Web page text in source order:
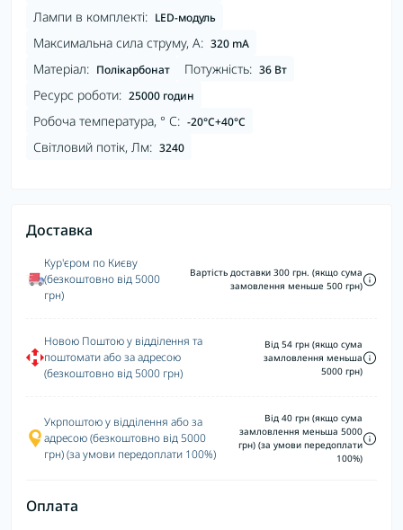
Лампи в комплекті: LED-модуль
Максимальна сила струму, А: 320 mA
Матеріал: Полікарбонат Потужність: 36 Вт
Ресурс роботи: 25000 годин
Робоча температура, ° С: -20°C+40°C
Світловий потік, Лм: 3240
Доставка
Кур'єром по Києву
(безкоштовно від 5000
грн)
Вартість доставки 300 грн. (якщо сума
замовлення меньше 500 грн)
Новою Поштою у відділення та
поштомати або за адресою
(безкоштовно від 5000 грн)
Від 54 грн (якщо сума
замловлення меньша
5000 грн)
Укрпоштою у відділення або за
адресою (безкоштовно від 5000
грн) (за умови передоплати 100%)
Від 40 грн (якщо сума
замловлення меньша 5000
грн) (за умови передоплати
100%)
Оплата